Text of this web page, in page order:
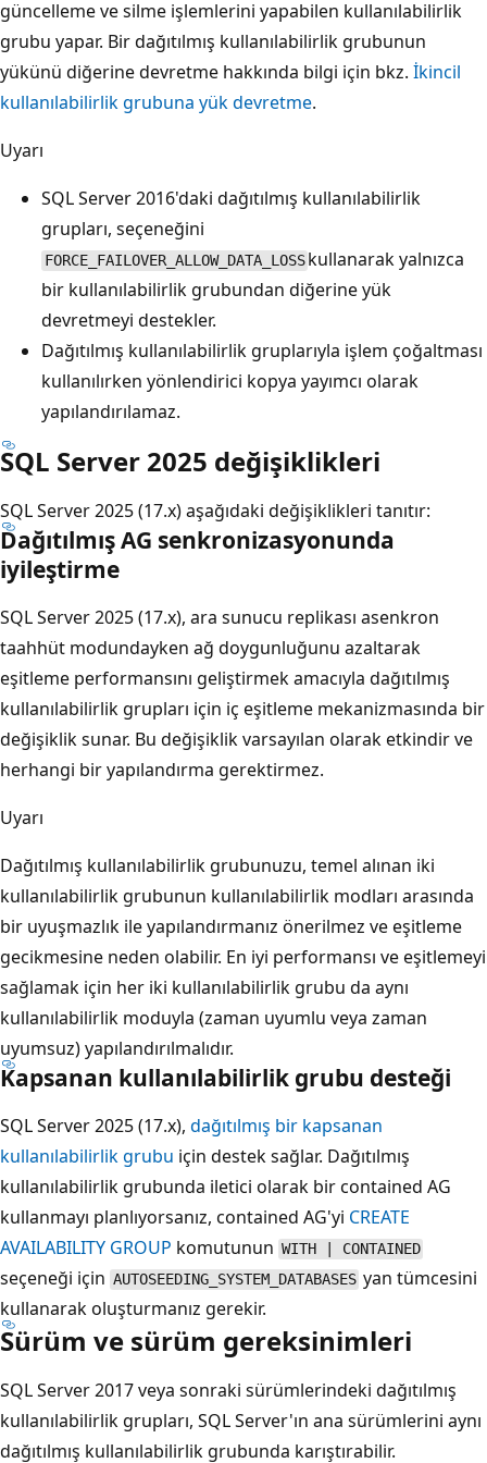
güncelleme ve silme işlemlerini yapabilen kullanılabilirlik
grubu yapar. Bir dağıtılmış kullanılabilirlik grubunun
yükünü diğerine devretme hakkında bilgi için bkz. İkincil
kullanılabilirlik grubuna yük devretme.
Uyarı
SQL Server 2016'daki dağıtılmış kullanılabilirlik
grupları, seçeneğini
FORCE_FAILOVER_ALLOW_DATA_LOSS kullanarak yalnızca
bir kullanılabilirlik grubundan diğerine yük
devretmeyi destekler.
Dağıtılmış kullanılabilirlik gruplarıyla işlem çoğaltması
kullanılırken yönlendirici kopya yayımcı olarak
yapılandırılamaz.
SQL Server 2025 değişiklikleri
SQL Server 2025 (17.x) aşağıdaki değişiklikleri tanıtır:
Dağıtılmış AG senkronizasyonunda
iyileştirme
SQL Server 2025 (17.x), ara sunucu replikası asenkron
taahhüt modundayken ağ doygunluğunu azaltarak
eşitleme performansını geliştirmek amacıyla dağıtılmış
kullanılabilirlik grupları için iç eşitleme mekanizmasında bir
değişiklik sunar. Bu değişiklik varsayılan olarak etkindir ve
herhangi bir yapılandırma gerektirmez.
Uyarı
Dağıtılmış kullanılabilirlik grubunuzu, temel alınan iki
kullanılabilirlik grubunun kullanılabilirlik modları arasında
bir uyuşmazlık ile yapılandırmanız önerilmez ve eşitleme
gecikmesine neden olabilir. En iyi performansı ve eşitlemeyi
sağlamak için her iki kullanılabilirlik grubu da aynı
kullanılabilirlik moduyla (zaman uyumlu veya zaman
uyumsuz) yapılandırılmalıdır.
Kapsanan kullanılabilirlik grubu desteği
SQL Server 2025 (17.x), dağıtılmış bir kapsanan
kullanılabilirlik grubu için destek sağlar. Dağıtılmış
kullanılabilirlik grubunda iletici olarak bir contained AG
kullanmayı planlıyorsanız, contained AG'yi CREATE
AVAILABILITY GROUP komutunun WITH | CONTAINED
seçeneği için AUTOSEEDING_SYSTEM_DATABASES yan tümcesini
kullanarak oluşturmanız gerekir.
Sürüm ve sürüm gereksinimleri
SQL Server 2017 veya sonraki sürümlerindeki dağıtılmış
kullanılabilirlik grupları, SQL Server'ın ana sürümlerini aynı
dağıtılmış kullanılabilirlik grubunda karıştırabilir.